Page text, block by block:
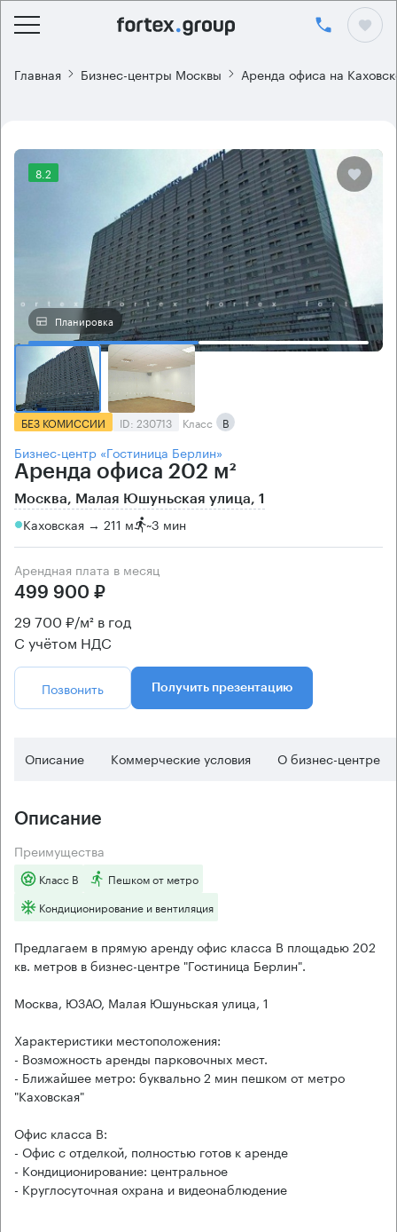
Главная Бизнес-центры Москвы Аренда офиса на
8.2
Планировка
БЕЗ КОМИССИИ ID: 230713 Класс B
Бизнес-центр «Гостиница Берлин»
Аренда офиса 202 м²
Москва, Малая Юшуньская улица, 1
Каховская → 211 м ~3 мин
Арендная плата в месяц
499 900 ₽
29 700 ₽/м² в год
С учётом НДС
Позвонить Получить презентацию
Описание Коммерческие условия О бизнес-центре
Описание
Преимущества
Класс B
Пешком от метро
Кондиционирование и вентиляция
Предлагаем в прямую аренду офис класса B площадью 202
кв. метров в бизнес-центре "Гостиница Берлин".
Москва, ЮЗАО, Малая Юшуньская улица, 1
Характеристики местоположения:
- Возможность аренды парковочных мест.
- Ближайшее метро: буквально 2 мин пешком от метро
"Каховская"
Офис класса B:
- Офис с отделкой, полностью готов к аренде
- Кондиционирование: центральное
- Круглосуточная охрана и видеонаблюдение